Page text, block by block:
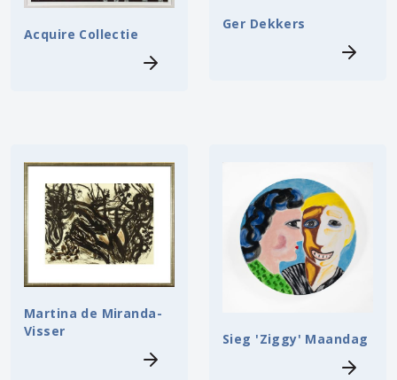
Acquire Collectie
Ger Dekkers
Martina de Miranda-
Visser
Sieg 'Ziggy' Maandag